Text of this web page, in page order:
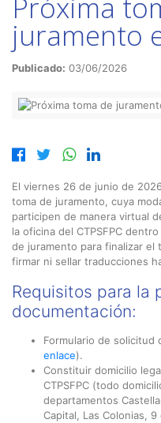
juramento
Publicado: 03/06/2026
El viernes 26 de junio de
toma de juramento, cuya
participen de manera virtual
la oficina del CTPSFPC
de juramento para finalizar el
firmar ni sellar traducciones
Requisitos para la
documentación:
Formulario de solicitud
enlace).
Constituir domicilio
CTPSFPC (todo
departamentos
Capital, Las Colonias,